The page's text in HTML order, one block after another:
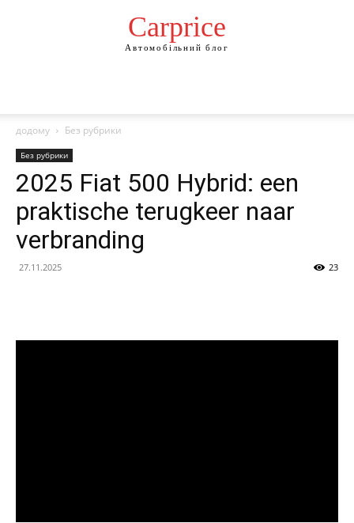
Сarprice
Автомобільний блог
додому Без рубрики
Без рубрики
2025 Fiat 500 Hybrid: een
praktische terugkeer naar
verbranding
27.11.2025 23